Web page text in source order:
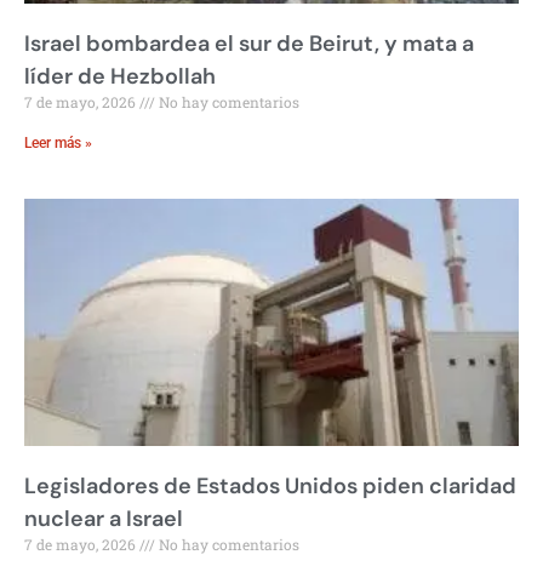
Israel bombardea el sur de Beirut, y mata a
líder de Hezbollah
7 de mayo, 2026 No hay comentarios
Leer más »
Legisladores de Estados Unidos piden claridad
nuclear a Israel
7 de mayo, 2026 No hay comentarios